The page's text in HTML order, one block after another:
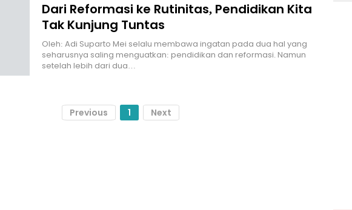
Dari Reformasi ke Rutinitas, Pendidikan Kita
Tak Kunjung Tuntas
Oleh: Adi Suparto Mei selalu membawa ingatan pada dua hal yang
seharusnya saling menguatkan: pendidikan dan reformasi. Namun
setelah lebih dari dua…
Previous 1 Next